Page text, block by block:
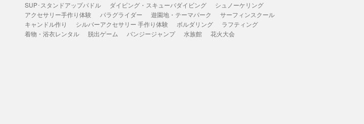
SUP･スタンドアップパドル
ダイビング・スキューバダイビング
シュノーケリング
アクセサリー手作り体験
パラグライダー 遊園地・テーマパーク
サーフィンスクール
キャンドル作り
シルバーアクセサリー 手作り体験 ボルダリング
ラフティング
着物・浴衣レンタル
脱出ゲーム バンジージャンプ 水族館 花火大会